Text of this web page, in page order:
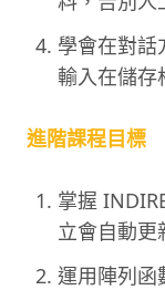
學會在對話
輸入在儲存
進階課程目標
掌握
立會自動更
運用陣列函